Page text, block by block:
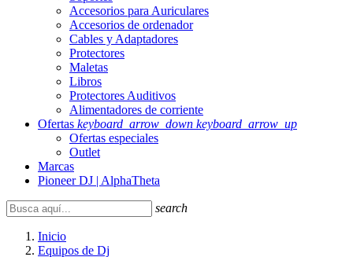
Accesorios para Auriculares
Accesorios de ordenador
Cables y Adaptadores
Protectores
Maletas
Libros
Protectores Auditivos
Alimentadores de corriente
Ofertas keyboard_arrow_down keyboard_arrow_up
Ofertas especiales
Outlet
Marcas
Pioneer DJ | AlphaTheta
search
Inicio
Equipos de Dj